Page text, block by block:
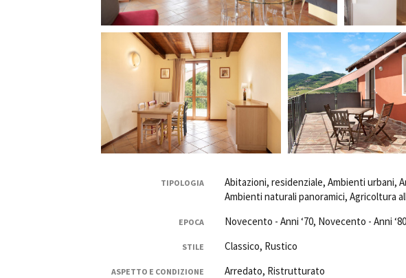
Piemonte Film Tv Fund
Piemonte Film Tv Development Fund
Piemonte Doc Film Fund
Short Film Fund
Days
La
Ciak
TIPOLOGIA
Abitazioni, residenziale, Ambienti
Ambienti naturali panoramici, Agricoltura
EPOCA Novecento - Anni ‘70, Novecento - Anni ‘80
STILE Classico, Rustico
ASPETTO E CONDIZIONE Arredato, Ristrutturato